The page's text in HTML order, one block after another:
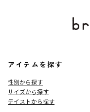
アイテムを探す
性別から探す
サイズから探す
テイストから探す